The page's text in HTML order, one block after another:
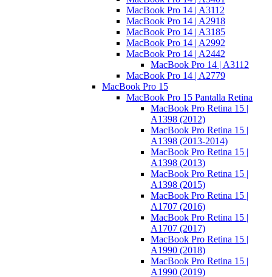
MacBook Pro 14 | A3112
MacBook Pro 14 | A2918
MacBook Pro 14 | A3185
MacBook Pro 14 | A2992
MacBook Pro 14 | A2442
MacBook Pro 14 | A3112
MacBook Pro 14 | A2779
MacBook Pro 15
MacBook Pro 15 Pantalla Retina
MacBook Pro Retina 15 |
A1398 (2012)
MacBook Pro Retina 15 |
A1398 (2013-2014)
MacBook Pro Retina 15 |
A1398 (2013)
MacBook Pro Retina 15 |
A1398 (2015)
MacBook Pro Retina 15 |
A1707 (2016)
MacBook Pro Retina 15 |
A1707 (2017)
MacBook Pro Retina 15 |
A1990 (2018)
MacBook Pro Retina 15 |
A1990 (2019)